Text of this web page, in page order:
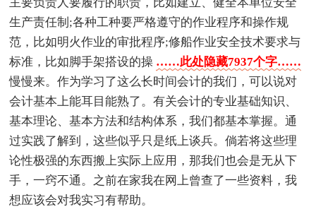
主要负责人要履行的职责，比如建立、健全本单位安全
生产责任制;各种工种要严格遵守的作业程序和操作规
范，比如明火作业的审批程序;修船作业安全技术要求与
标准，比如脚手架搭设的操 ……此处隐藏7937个字……
慢慢来。作为学习了这么长时间会计的我们，可以说对
会计基本上能耳目能熟了。有关会计的专业基础知识、
基本理论、基本方法和结构体系，我们都基本掌握。通
过实践了解到，这些似乎只是纸上谈兵。倘若将这些理
论性极强的东西搬上实际上应用，那我们也会是无从下
手，一窍不通。之前在家我在网上曾查了一些资料，我
想应该会对我实习有帮助。